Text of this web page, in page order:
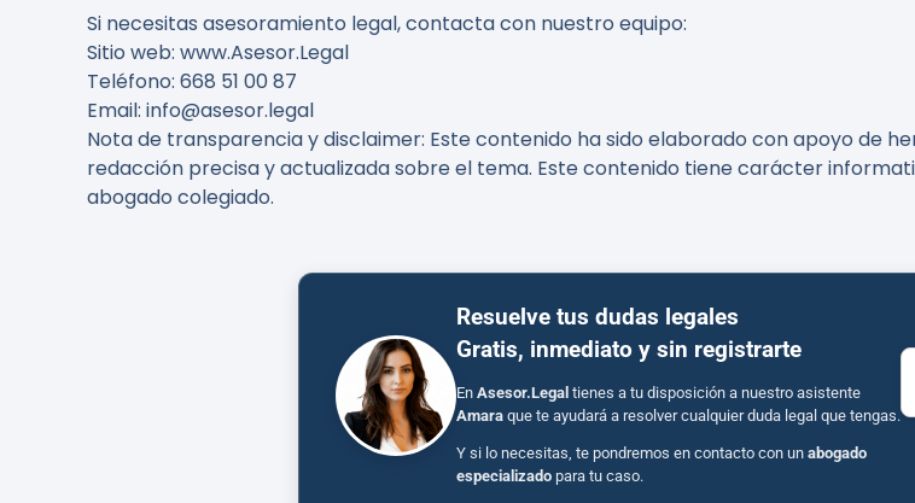
Si necesitas asesoramiento legal, contacta con nuestro equipo:
Sitio web: www.Asesor.Legal
Teléfono: 668 51 00 87
Email: info@asesor.legal
Nota de transparencia y disclaimer: Este contenido ha sido elaborado con apoyo de
redacción precisa y actualizada sobre el tema. Este contenido tiene carácter
abogado colegiado.
Resuelve tus dudas legales
Gratis, inmediato y sin registrarte
En Asesor.Legal tienes a tu disposición a nuestro asistente
Amara que te ayudará a resolver cualquier duda legal que tengas.
Y si lo necesitas, te pondremos en contacto con un abogado
especializado para tu caso.